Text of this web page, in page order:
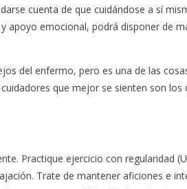
cuenta de que cuidándose a sí
apoyo emocional, podrá disponer de
del enfermo, pero es una de las
que mejor se sienten son los
Practique ejercicio con regularidad
Trate de mantener aficiones e